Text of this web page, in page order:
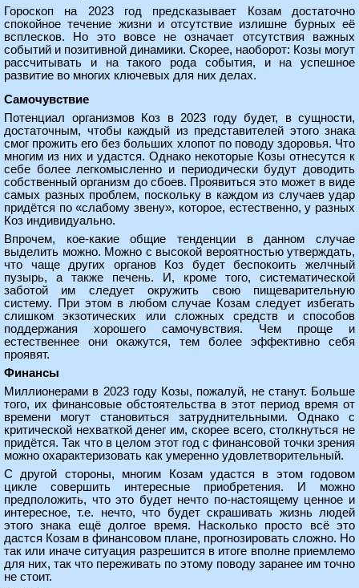
Гороскоп на 2023 год предсказывает Козам достаточно
спокойное течение жизни и отсутствие излишне бурных её
всплесков. Но это вовсе не означает отсутствия важных
событий и позитивной динамики. Скорее, наоборот: Козы могут
рассчитывать и на такого рода события, и на успешное
развитие во многих ключевых для них делах.
Самочувствие
Потенциал организмов Коз в 2023 году будет, в сущности,
достаточным, чтобы каждый из представителей этого знака
смог прожить его без больших хлопот по поводу здоровья. Что
многим из них и удастся. Однако некоторые Козы отнесутся к
себе более легкомысленно и периодически будут доводить
собственный организм до сбоев. Проявиться это может в виде
самых разных проблем, поскольку в каждом из случаев удар
придётся по «слабому звену», которое, естественно, у разных
Коз индивидуально.
Впрочем, кое-какие общие тенденции в данном случае
выделить можно. Можно с высокой вероятностью утверждать,
что чаще других органов Коз будет беспокоить желчный
пузырь, а также печень. И, кроме того, систематической
заботой им следует окружить свою пищеварительную
систему. При этом в любом случае Козам следует избегать
слишком экзотических или сложных средств и способов
поддержания хорошего самочувствия. Чем проще и
естественнее они окажутся, тем более эффективно себя
проявят.
Финансы
Миллионерами в 2023 году Козы, пожалуй, не станут. Больше
того, их финансовые обстоятельства в этот период время от
времени могут становиться затруднительными. Однако с
критической нехваткой денег им, скорее всего, столкнуться не
придётся. Так что в целом этот год с финансовой точки зрения
можно охарактеризовать как умеренно удовлетворительный.
С другой стороны, многим Козам удастся в этом годовом
цикле совершить интересные приобретения. И можно
предположить, что это будет нечто по-настоящему ценное и
интересное, т.е. нечто, что будет скрашивать жизнь людей
этого знака ещё долгое время. Насколько просто всё это
дастся Козам в финансовом плане, прогнозировать сложно. Но
так или иначе ситуация разрешится в итоге вполне приемлемо
для них, так что переживать по этому поводу заранее им точно
не стоит.